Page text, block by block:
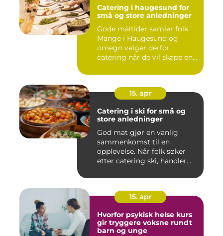
Catering i haugesund for
små og store anledninger
Gode måltider samler folk.
Mange i Haugesund og
omegn velger derfor
catering når de vil skape en
15. apr
Catering i ski for små og
store anledninger
God mat gjør en vanlig
sammenkomst til en
opplevelse. Når folk søker
etter catering ski, handler
15. apr
Hvorfor psykisk helse kurs
gir tryggere voksne rundt
barn og unge